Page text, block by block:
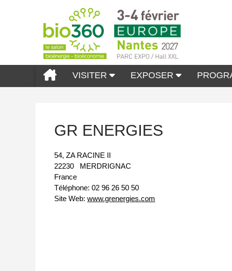
VISITER EXPOSER
GR ENERGIES
54, ZA RACINE II
22230
MERDRIGNAC
France
Téléphone: 02 96 26 50 50
Site Web: www.grenergies.com